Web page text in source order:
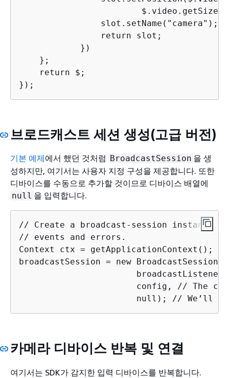
                slot.setName("camera");
                return slot;
            })
    };
    return $;
});
브로드캐스트 세션 생성(고급 버전)
기본 예제에서 했던 것처럼 BroadcastSession 을 생
성하지만, 여기서는 사용자 지정 구성을 제공합니다. 또한
디바이스를 수동으로 추가할 것이므로 디바이스 배열에
null 을 입력합니다.
// Create a broadcast-session instance
// events and errors.
Context ctx = getApplicationContext();
broadcastSession = new
                       broadcastListener,
config, // The
null); // We’ll
카메라 디바이스 반복 및 연결
여기서는 SDK가 감지한 입력 디바이스를 반복합니다.